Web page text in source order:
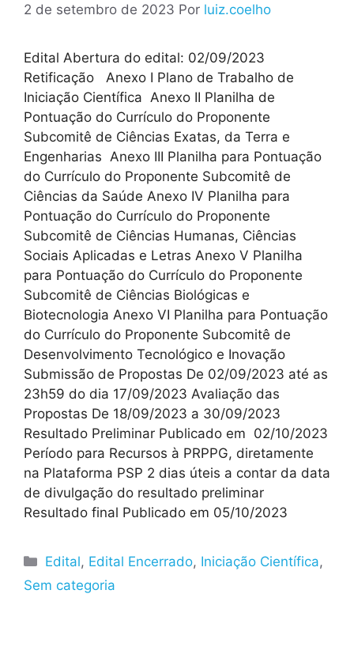
2 de setembro de 2023 Por luiz.coelho
Edital Abertura do edital: 02/09/2023
Retificação Anexo I Plano de Trabalho de
Iniciação Científica Anexo II Planilha de
Pontuação do Currículo do Proponente
Subcomitê de Ciências Exatas, da Terra e
Engenharias Anexo III Planilha para Pontuação
do Currículo do Proponente Subcomitê de
Ciências da Saúde Anexo IV Planilha para
Pontuação do Currículo do Proponente
Subcomitê de Ciências Humanas, Ciências
Sociais Aplicadas e Letras Anexo V Planilha
para Pontuação do Currículo do Proponente
Subcomitê de Ciências Biológicas e
Biotecnologia Anexo VI Planilha para Pontuação
do Currículo do Proponente Subcomitê de
Desenvolvimento Tecnológico e Inovação
Submissão de Propostas De 02/09/2023 até as
23h59 do dia 17/09/2023 Avaliação das
Propostas De 18/09/2023 a 30/09/2023
Resultado Preliminar Publicado em 02/10/2023
Período para Recursos à PRPPG, diretamente
na Plataforma PSP 2 dias úteis a contar da data
de divulgação do resultado preliminar
Resultado final Publicado em 05/10/2023
Edital, Edital Encerrado, Iniciação Científica,
Sem categoria